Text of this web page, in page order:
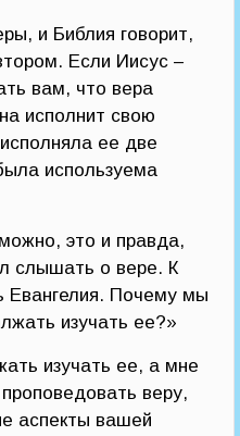
и Библия говорит,
Если Иисус –
вам, что вера
исполнит свою
ее две
используема
это и правда,
слышать о вере. К
Евангелия. Почему мы
изучать ее?»
изучать ее, а мне
веру,
аспекты вашей